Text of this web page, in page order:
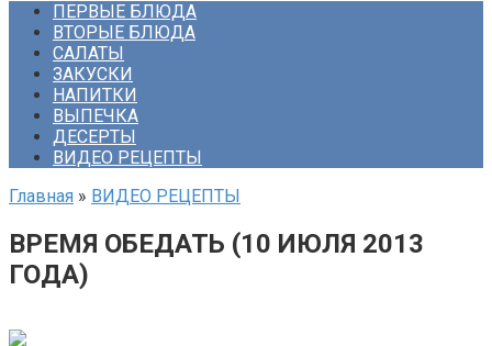
ПЕРВЫЕ БЛЮДА
ВТОРЫЕ БЛЮДА
САЛАТЫ
ЗАКУСКИ
НАПИТКИ
ВЫПЕЧКА
ДЕСЕРТЫ
ВИДЕО РЕЦЕПТЫ
Главная » ВИДЕО РЕЦЕПТЫ
ВРЕМЯ ОБЕДАТЬ (10 ИЮЛЯ 2013
ГОДА)